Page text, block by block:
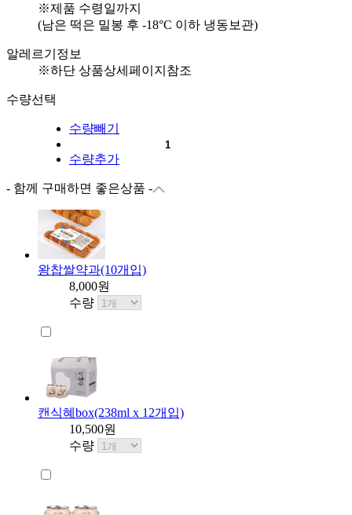
※제품 수령일까지
(남은 떡은 밀봉 후 -18°C 이하 냉동보관)
알레르기정보
※하단 상품상세페이지참조
수량선택
수량빼기
수량추가
- 함께 구매하면 좋은상품 -
왕찹쌀약과(10개입)
8,000원
수량
캔식혜box(238ml x 12개입)
10,500원
수량